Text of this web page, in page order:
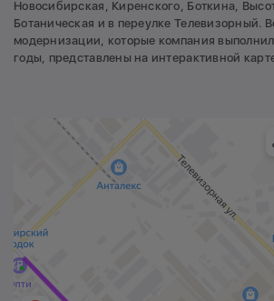
Новосибирская, Киренского, Боткина,
Ботаническая и в переулке Телевизорный.
модернизации, которые компания
годы, представлены на интерактивной